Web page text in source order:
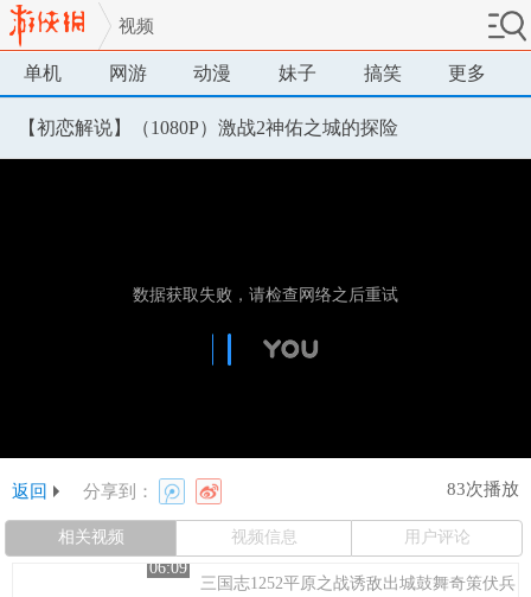
视频
单机 网游 动漫 妹子 搞笑 更多
【初恋解说】（1080P）激战2神佑之城的探险
返回 分享到： 83次播放
相关视频 视频信息
用户评论
06:09
三国志1252平原之战诱敌出城鼓舞奇策伏兵